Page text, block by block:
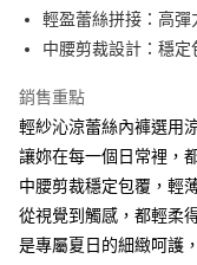
街口支付
大哥付你分期
相關說明
1.本服務由台灣大哥大提
2.付款方式選擇「大哥付
流程，驗證手機門號後，
成交易。
ATM付款
運送方式
輕盈蕾絲拼接：高彈
中腰剪裁設計：穩
銷售重點
輕紗沁涼蕾絲內褲選用
讓妳在每一個日常裡，
中腰剪裁穩定包覆，輕
從視覺到觸感，都輕柔
是專屬夏日的細緻呵護